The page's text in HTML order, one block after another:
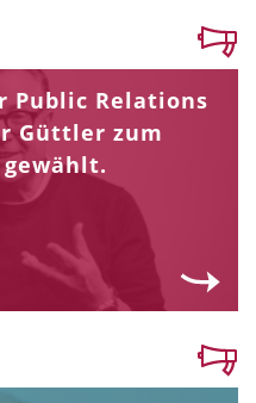
Public Relations
Güttler zum